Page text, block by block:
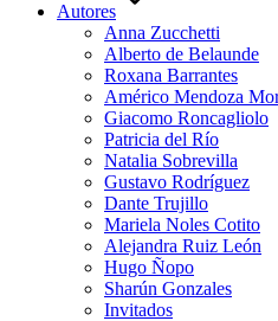
Autores
Anna Zucchetti
Alberto de Belaunde
Roxana Barrantes
Américo Mendoza
Giacomo Roncagliolo
Patricia del Río
Natalia Sobrevilla
Gustavo Rodríguez
Dante Trujillo
Mariela Noles Cotito
Alejandra Ruiz León
Hugo Ñopo
Sharún Gonzales
Invitados